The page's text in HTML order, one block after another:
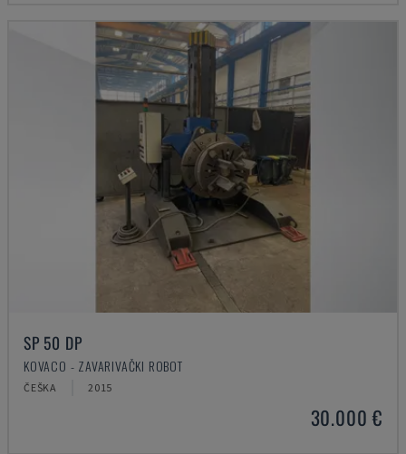
SP 50 DP
KOVACO - ZAVARIVAČKI ROBOT
ČEŠKA 2015
30.000 €